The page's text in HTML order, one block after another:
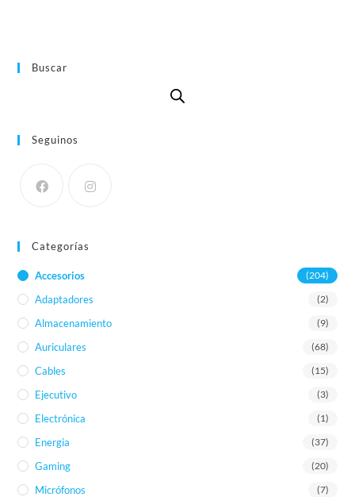
Buscar
Seguinos
Categorías
Accesorios (204)
Adaptadores (2)
Almacenamiento (9)
Auriculares (68)
Cables (15)
Ejecutivo (3)
Electrónica (1)
Energia (37)
Gaming (20)
Micrófonos (7)